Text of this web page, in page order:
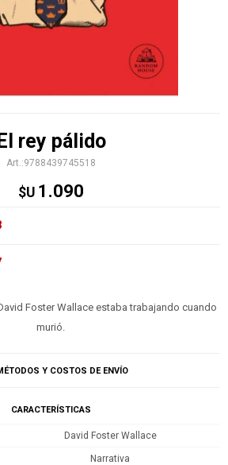
El rey pálido
9788439745518
$U 1.090
Foster Wallace estaba trabajando cuando
murió.
Y COSTOS DE ENVÍO
CARACTERÍSTICAS
David Foster Wallace
Narrativa